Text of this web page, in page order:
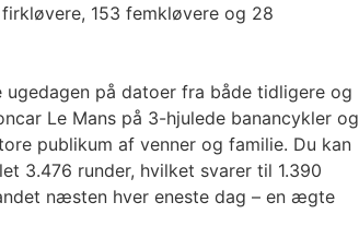
153 femkløvere og 28
på datoer fra både tidligere og
Le Mans på 3-hjulede banancykler og
publikum af venner og familie. Du kan
3.476 runder, hvilket svarer til 1.390
næsten hver eneste dag – en ægte